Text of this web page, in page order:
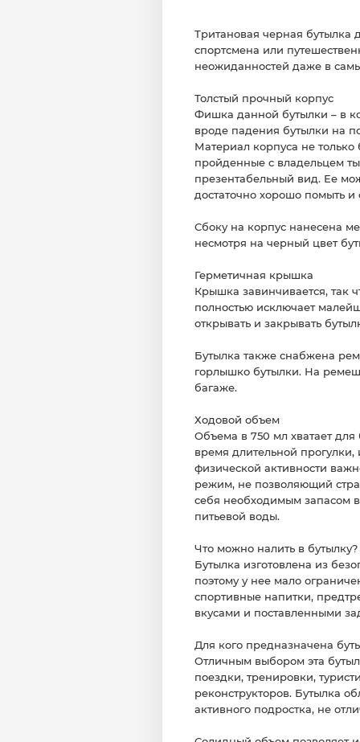
Тритановая черная бутылка
спортсмена или
неожиданностей даже в
Толстый прочный корпус
Фишка данной бутылки – в
вроде падения бутылки на
Материал корпуса не
пройденные с владельцем
презентабельный вид. Ее
достаточно хорошо помыть и
Сбоку на корпус нанесена
несмотря на черный цвет
Герметичная крышка
Крышка завинчивается, так
полностью исключает
открывать и закрывать
Бутылка также снабжена
горлышко бутылки. На
багаже.
Ходовой объем
Объема в 750 мл хватает
время длительной
физической активности
режим, не позволяющий
себя необходимым запасом
питьевой воды.
Что можно налить в бутылку?
Бутылка изготовлена из
поэтому у нее мало
спортивные напитки,
вкусами и поставленными
Для кого предназначена
Отличным выбором эта
поездки, тренировки,
реконструкторов. Бутылка
активного подростка, не